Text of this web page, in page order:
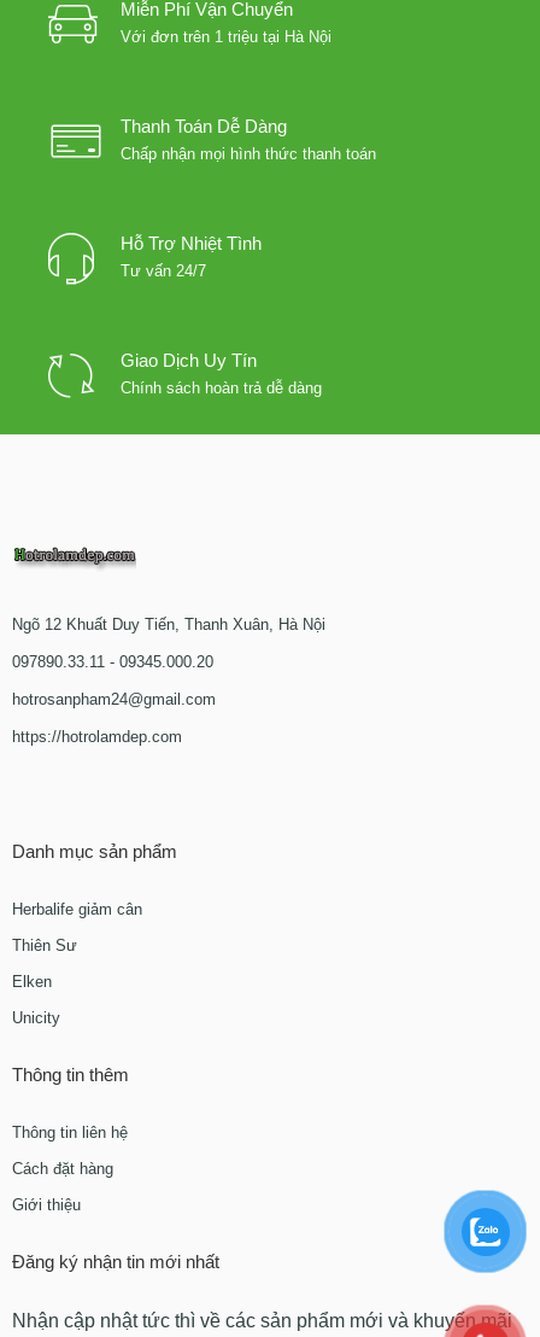
Miễn Phí Vận Chuyển
Với đơn trên 1 triệu tại Hà Nội
Thanh Toán Dễ Dàng
Chấp nhận mọi hình thức thanh toán
Hỗ Trợ Nhiệt Tình
Tư vấn 24/7
Giao Dịch Uy Tín
Chính sách hoàn trả dễ dàng
Ngõ 12 Khuất Duy Tiến, Thanh Xuân, Hà Nội
097890.33.11 - 09345.000.20
hotrosanpham24@gmail.com
https://hotrolamdep.com
Danh mục sản phẩm
Herbalife giảm cân
Thiên Sư
Elken
Unicity
Thông tin thêm
Thông tin liên hệ
Cách đặt hàng
Giới thiệu
Đăng ký nhận tin mới nhất
Nhận cập nhật tức thì về các sản phẩm mới và khuyến mãi